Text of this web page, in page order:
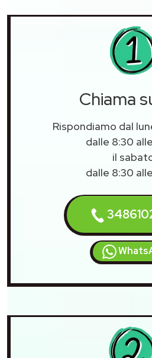
Chiama
Rispondiamo dal
dalle 8:30
il
dalle 8:30